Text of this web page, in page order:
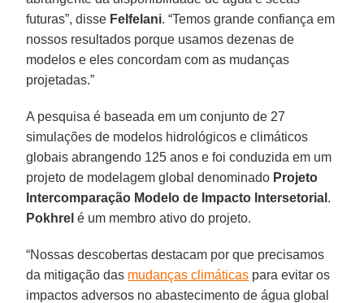
futuras”, disse Felfelani. “Temos grande confiança em
nossos resultados porque usamos dezenas de
modelos e eles concordam com as mudanças
projetadas.”
A pesquisa é baseada em um conjunto de 27
simulações de modelos hidrológicos e climáticos
globais abrangendo 125 anos e foi conduzida em um
projeto de modelagem global denominado Projeto
Intercomparação Modelo de Impacto Intersetorial .
Pokhrel é um membro ativo do projeto.
“Nossas descobertas destacam por que precisamos
da mitigação das mudanças climáticas para evitar os
impactos adversos no abastecimento de água global